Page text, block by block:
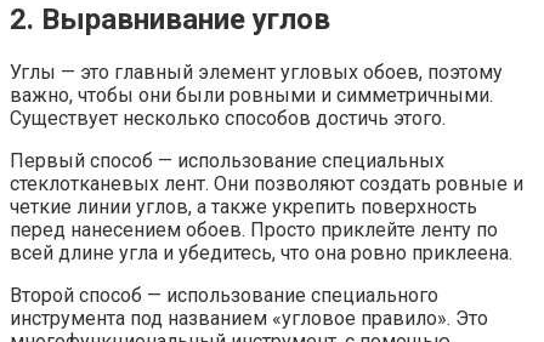
2. Выравнивание углов
Углы — это главный элемент угловых обоев, поэтому
важно, чтобы они были ровными и симметричными.
Существует несколько способов достичь этого.
Первый способ — использование специальных
стеклотканевых лент. Они позволяют создать ровные и
четкие линии углов, а также укрепить поверхность
перед нанесением обоев. Просто приклейте ленту по
всей длине угла и убедитесь, что она ровно приклеена.
Второй способ — использование специального
инструмента под названием «угловое правило». Это